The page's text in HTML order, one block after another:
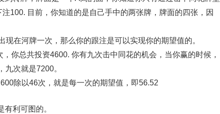
100. 目前，你知道的是自己手中的两张牌，牌面的四张，因
在河牌一次，那么你的跟注是可以实现你的期望值的。
你总共投资4600. 你有九次击中同花的机会，当你赢的时候，
次就是7200。
除以46次，就是每一次的期望值，即56.52
利可图的。